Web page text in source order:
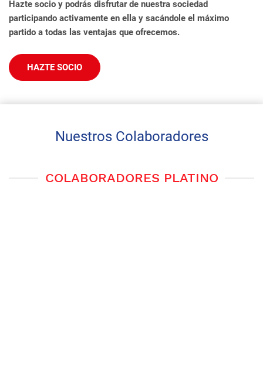
Hazte socio y podrás disfrutar de nuestra sociedad
participando activamente en ella y sacándole el máximo
partido a todas las ventajas que ofrecemos.
HAZTE SOCIO
Nuestros Colaboradores
COLABORADORES PLATINO